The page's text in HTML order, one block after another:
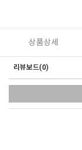
상품상세
리뷰보드(0)